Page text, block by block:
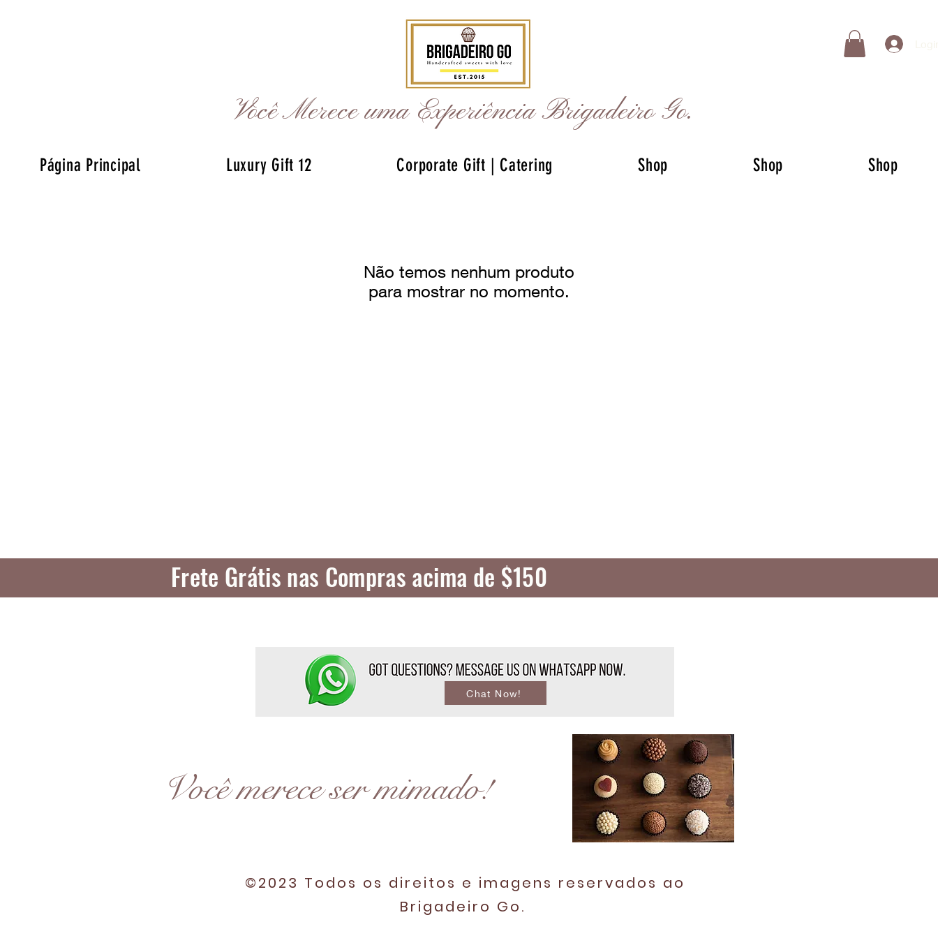
Você Merece uma Experiência Brigadeiro Go.
Página Principal Luxury Gift 12 Corporate Gift | Catering Shop Shop Shop
Não temos nenhum produto
para mostrar no momento.
Frete Grátis nas Compras acima de $150
Chat Now!
Você merece ser mimado!
©2023 Todos os direitos e imagens reservados ao
Brigadeiro Go.